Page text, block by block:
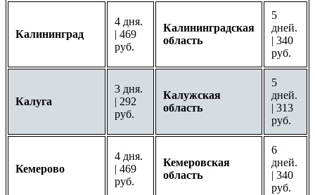
Калининград
4 дня.
| 469
руб.
Калининградская
область
5
дней.
| 340
руб.
Калуга
3 дня.
| 292
руб.
Калужская
область
5
дней.
| 313
руб.
Кемерово
4 дня.
| 469
руб.
Кемеровская
область
6
дней.
| 340
руб.